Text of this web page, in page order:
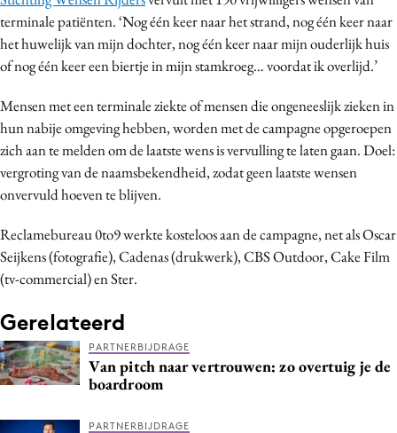
Bureaus
Campagnes
Carriere
Contentmarketing
Craft
Customer Experience
Data & Insights
Design
Digital transformation
Diversiteit
Effectiviteit
Gedragsverandering
Influencer marketing
Interne communicatie
Martech
Media
terminale patiënten. ‘Nog één keer naar het strand, nog één keer naar
het huwelijk van mijn dochter, nog één keer naar mijn ouderlijk huis
of nog één keer een biertje in mijn stamkroeg… voordat ik overlijd.’
Mensen met een terminale ziekte of mensen die ongeneeslijk zieken in
hun nabije omgeving hebben, worden met de campagne opgeroepen
zich aan te melden om de laatste wens is vervulling te laten gaan. Doel:
vergroting van de naamsbekendheid, zodat geen laatste wensen
onvervuld hoeven te blijven.
Reclamebureau 0to9 werkte kosteloos aan de campagne, net als Oscar
Seijkens (fotografie), Cadenas (drukwerk), CBS Outdoor, Cake Film
(tv-commercial) en Ster.
Gerelateerd
PARTNERBIJDRAGE
Van pitch naar vertrouwen: zo overtuig je de
boardroom
PARTNERBIJDRAGE